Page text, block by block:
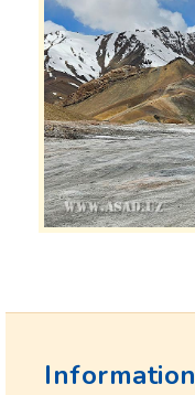
Information